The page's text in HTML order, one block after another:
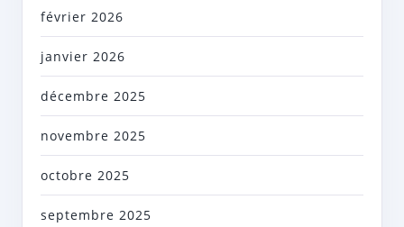
février 2026
janvier 2026
décembre 2025
novembre 2025
octobre 2025
septembre 2025